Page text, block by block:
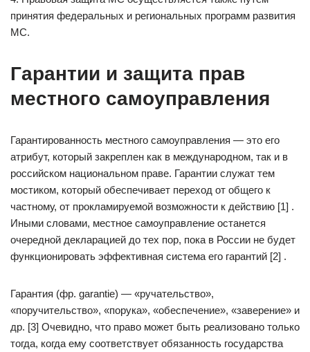
принятия федеральных и региональных программ развития
МС.
Гарантии и защита прав
местного самоуправления
Гарантированность местного самоуправления — это его
атрибут, который закреплен как в международном, так и в
российском национальном праве. Гарантии служат тем
мостиком, который обеспечивает переход от общего к
частному, от прокламируемой возможности к действию [1] .
Иными словами, местное самоуправление останется
очередной декларацией до тех пор, пока в России не будет
функционировать эффективная система его гарантий [2] .
Гарантия (фр. garantie) — «ручательство»,
«поручительство», «порука», «обеспечение», «заверение» и
др. [3] Очевидно, что право может быть реализовано только
тогда, когда ему соответствует обязанность государства